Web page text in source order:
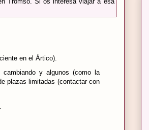
en el Ártico).
y algunos (como la
plazas limitadas (contactar con